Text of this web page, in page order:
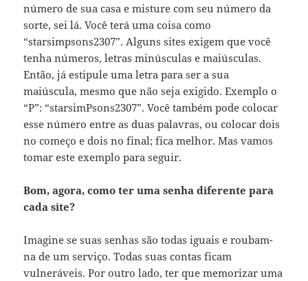
número de sua casa e misture com seu número da
sorte, sei lá. Você terá uma coisa como
“starsimpsons2307”. Alguns sites exigem que você
tenha números, letras minúsculas e maiúsculas.
Então, já estipule uma letra para ser a sua
maiúscula, mesmo que não seja exigido. Exemplo o
“P”: “starsimPsons2307”. Você também pode colocar
esse número entre as duas palavras, ou colocar dois
no começo e dois no final; fica melhor. Mas vamos
tomar este exemplo para seguir.
Bom, agora, como ter uma senha diferente para
cada site?
Imagine se suas senhas são todas iguais e roubam-
na de um serviço. Todas suas contas ficam
vulneráveis. Por outro lado, ter que memorizar uma